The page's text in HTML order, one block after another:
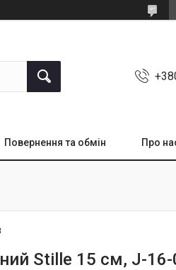
Повернення та обмін Про
Stille 15 см, J-